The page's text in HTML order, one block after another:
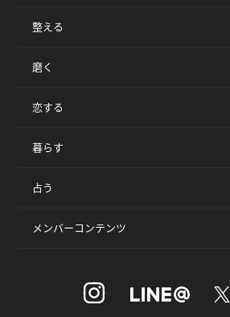
整える
磨く
恋する
暮らす
占う
メンバーコンテンツ